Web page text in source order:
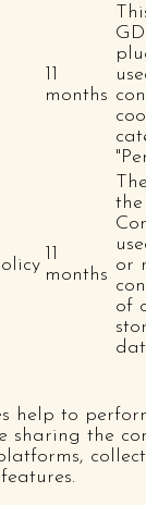
11
months
11
months
the
or
of
help to
sharing the